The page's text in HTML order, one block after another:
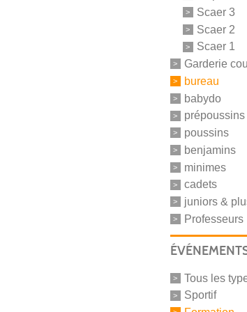
Scaer 3
Scaer 2
Scaer 1
Garderie
bureau
babydo
prépoussins
poussins
benjamins
minimes
cadets
juniors &
Professeurs
Tous les
Sportif